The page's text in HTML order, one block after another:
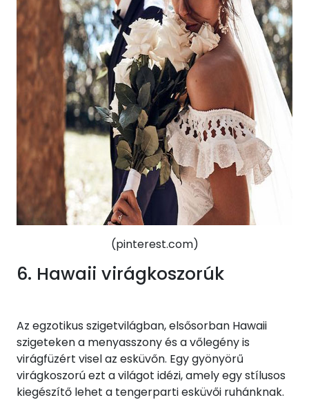
(pinterest.com)
6. Hawaii virágkoszorúk
Az egzotikus szigetvilágban, elsősorban Hawaii
szigeteken a menyasszony és a vőlegény is
virágfüzért visel az esküvőn. Egy gyönyörű
virágkoszorú ezt a világot idézi, amely egy stílusos
kiegészítő lehet a tengerparti esküvői ruhánknak.